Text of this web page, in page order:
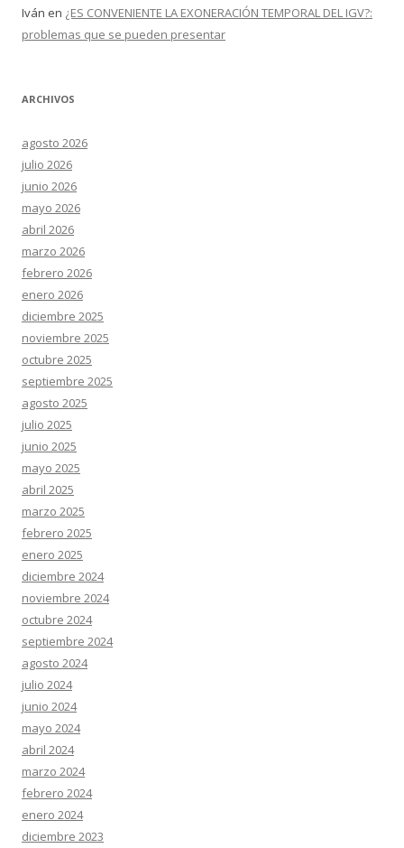
Iván en ¿ES CONVENIENTE LA EXONERACIÓN TEMPORAL DEL IGV?:
problemas que se pueden presentar
ARCHIVOS
agosto 2026
julio 2026
junio 2026
mayo 2026
abril 2026
marzo 2026
febrero 2026
enero 2026
diciembre 2025
noviembre 2025
octubre 2025
septiembre 2025
agosto 2025
julio 2025
junio 2025
mayo 2025
abril 2025
marzo 2025
febrero 2025
enero 2025
diciembre 2024
noviembre 2024
octubre 2024
septiembre 2024
agosto 2024
julio 2024
junio 2024
mayo 2024
abril 2024
marzo 2024
febrero 2024
enero 2024
diciembre 2023